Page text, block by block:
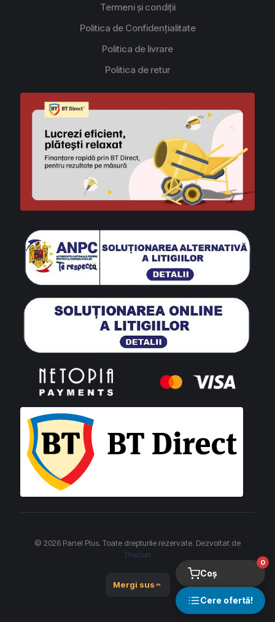
Termeni și condiții
Politica de Confidențialitate
Politica de livrare
Politica de retur
© 2026 Panel Plus. Toate drepturile rezervate. Dezvoltat de
Thecon
Mergi sus
Coș
0
Cere ofertă!